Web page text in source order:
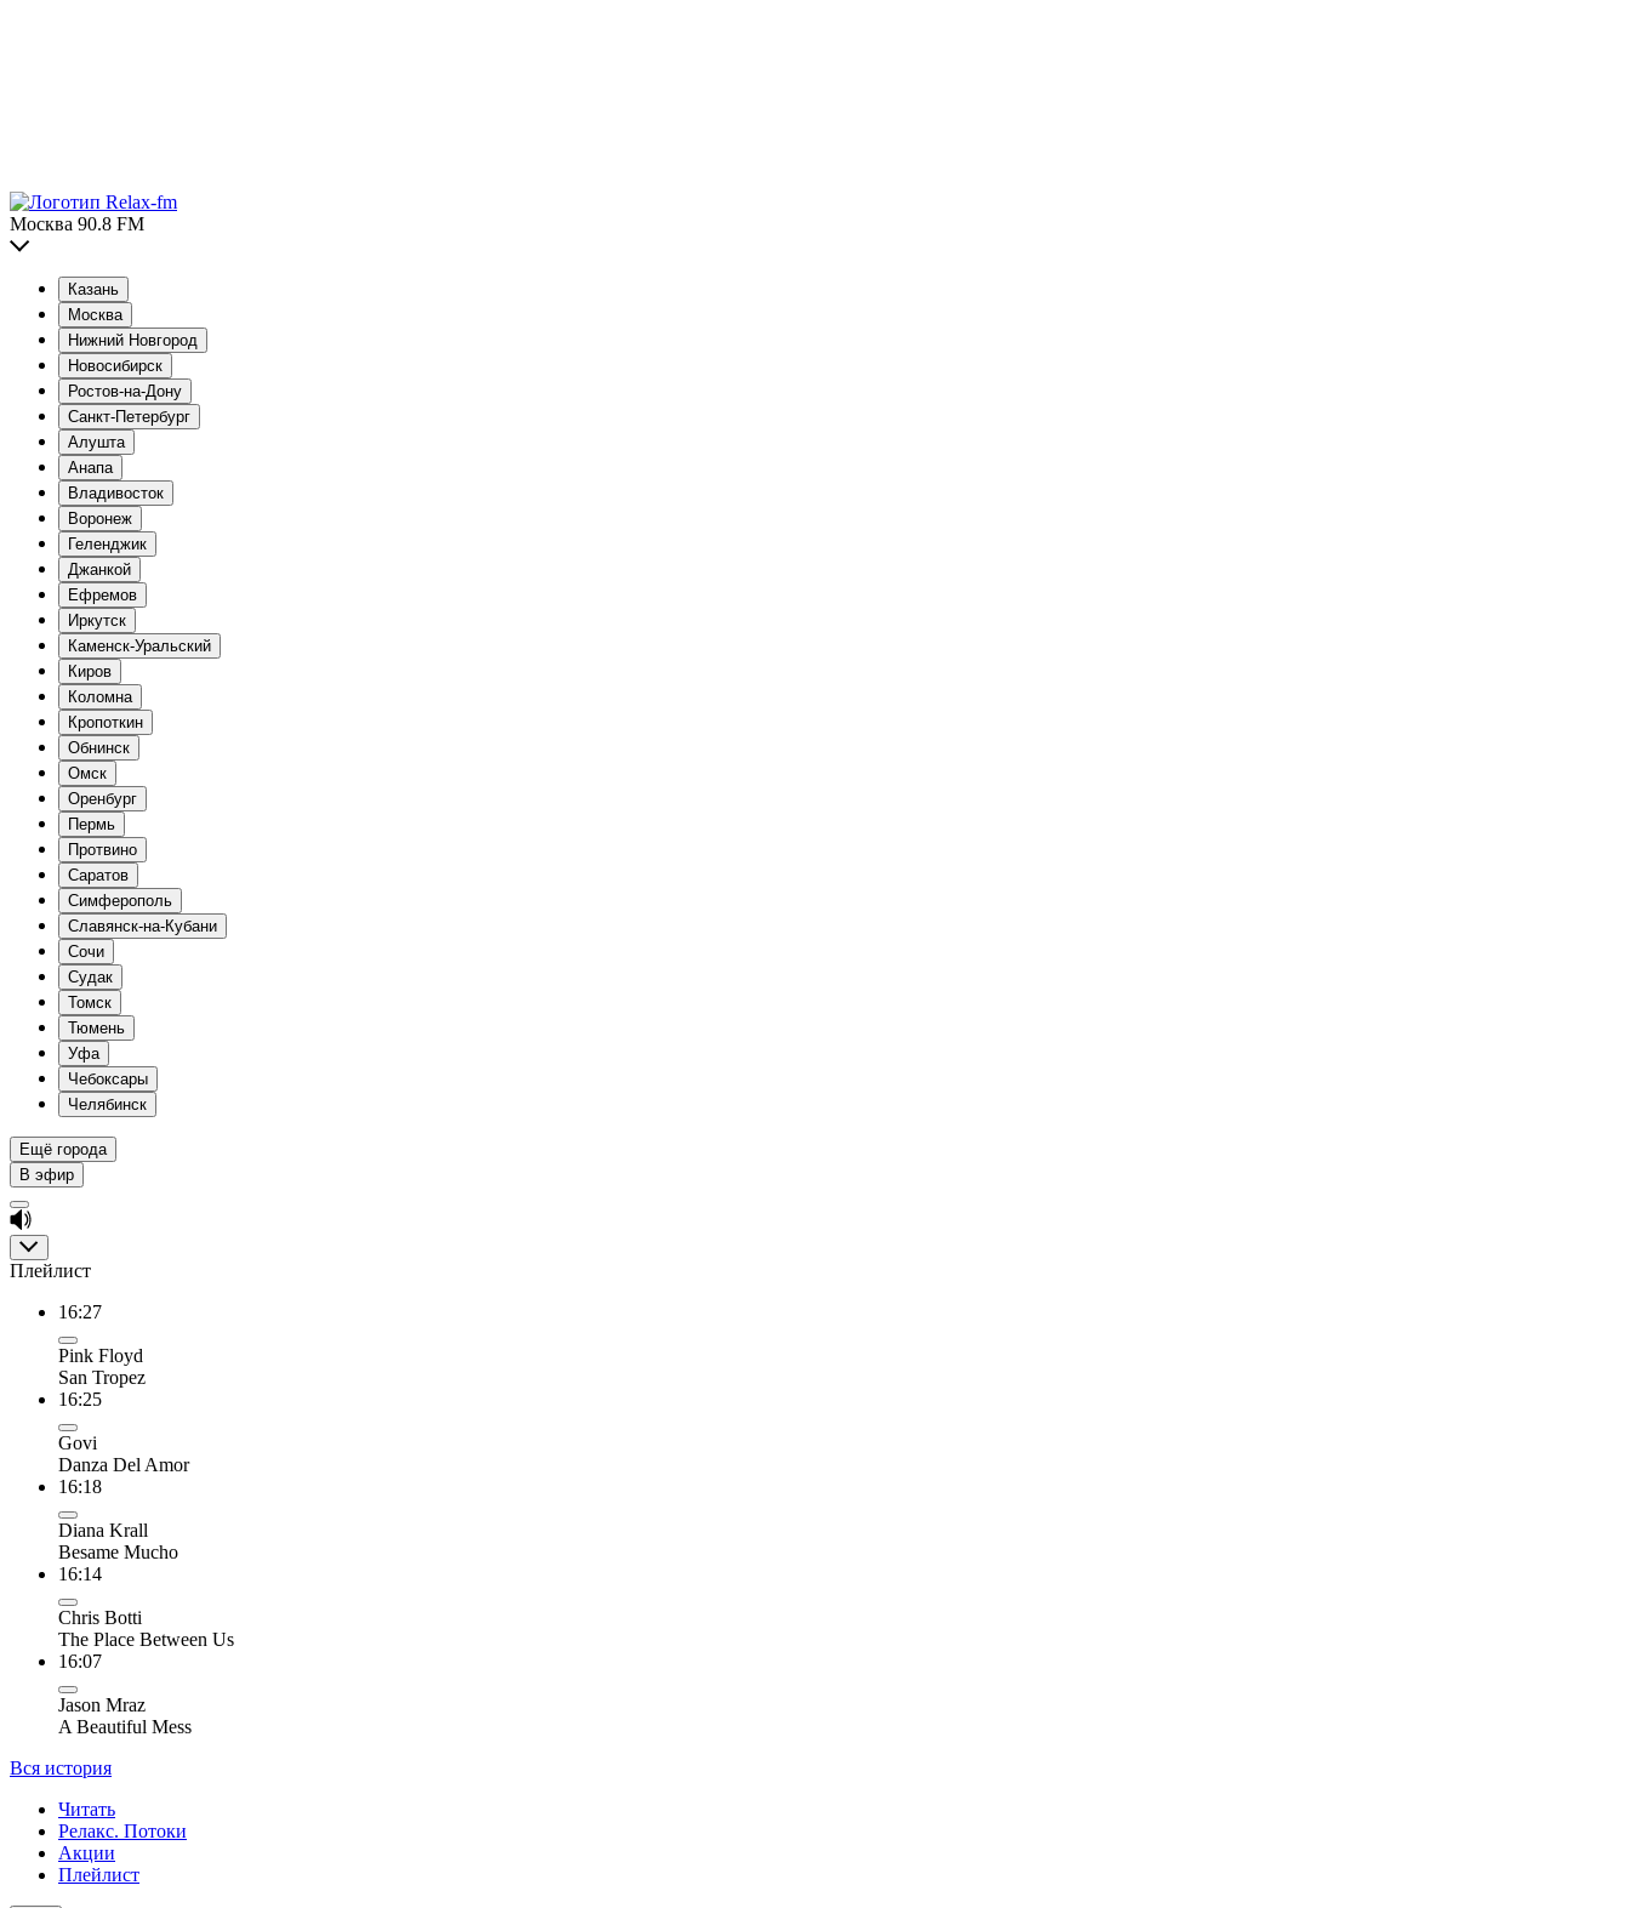
Москва 90.8 FM
Казань
Москва
Нижний Новгород
Новосибирск
Ростов-на-Дону
Санкт-Петербург
Алушта
Анапа
Владивосток
Воронеж
Геленджик
Джанкой
Ефремов
Иркутск
Каменск-Уральский
Киров
Коломна
Кропоткин
Обнинск
Омск
Оренбург
Пермь
Протвино
Саратов
Симферополь
Славянск-на-Кубани
Сочи
Судак
Томск
Тюмень
Уфа
Чебоксары
Челябинск
Ещё города
В эфир
Плейлист
16:27
Pink Floyd
San Tropez
16:25
Govi
Danza Del Amor
16:18
Diana Krall
Besame Mucho
16:14
Chris Botti
The Place Between Us
16:07
Jason Mraz
A Beautiful Mess
Вся история
Читать
Релакс. Потоки
Акции
Плейлист